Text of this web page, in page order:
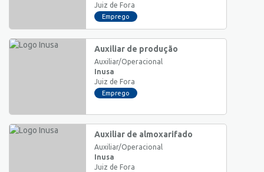
Juiz de Fora
Emprego
Auxiliar de produção
Auxiliar/Operacional
Inusa
Juiz de Fora
Emprego
Auxiliar de almoxarifado
Auxiliar/Operacional
Inusa
Juiz de Fora